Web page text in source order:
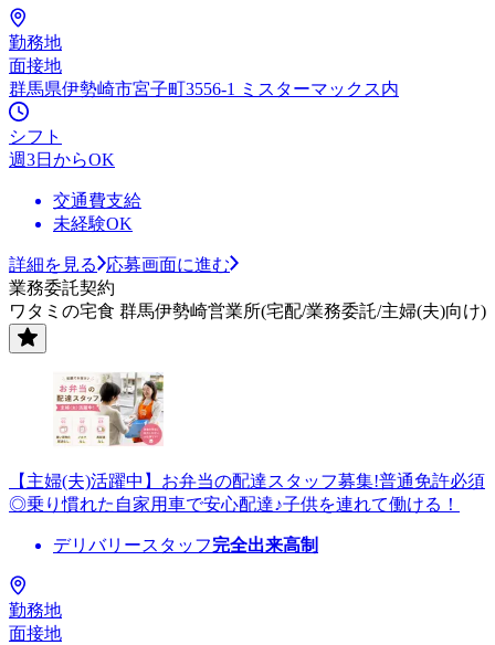
勤務地
面接地
群馬県伊勢崎市宮子町3556-1 ミスターマックス内
シフト
週3日からOK
交通費支給
未経験OK
詳細を見る
応募画面に進む
業務委託契約
ワタミの宅食 群馬伊勢崎営業所(宅配/業務委託/主婦(夫)向け)
【主婦(夫)活躍中】お弁当の配達スタッフ募集!普通免許必須
◎乗り慣れた自家用車で安心配達♪子供を連れて働ける！
デリバリースタッフ完全出来高制
勤務地
面接地